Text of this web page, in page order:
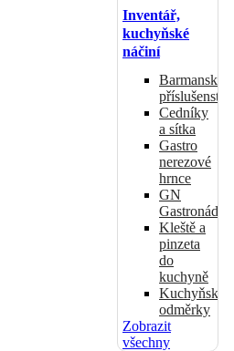
Inventář,
kuchyňské
náčiní
Barmanské
příslušenství
Cedníky
a sítka
Gastro
nerezové
hrnce
GN
Gastronádoby
Kleště a
pinzeta
do
kuchyně
Kuchyňské
odměrky
Zobrazit
všechny